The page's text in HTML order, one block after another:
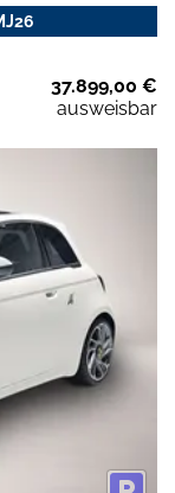
37.899,00 €
ausweisbar